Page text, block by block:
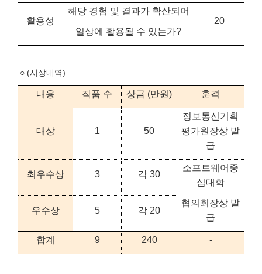
활용성
해당 경험 및 결과가 확산되어
일상에 활용될 수 있는가?
20
○ (시상내역)
내용 작품 수 상금 (만원) 훈격
대상 1 50
정보통신기획
평가원장상 발
급
최우수상 3 각 30
소프트웨어중
심대학
협의회장상 발
급
우수상 5 각 20
합계 9 240 -